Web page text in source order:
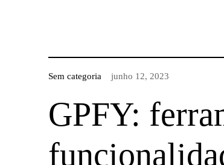
Sem categoria junho 12, 2023
GPFY: